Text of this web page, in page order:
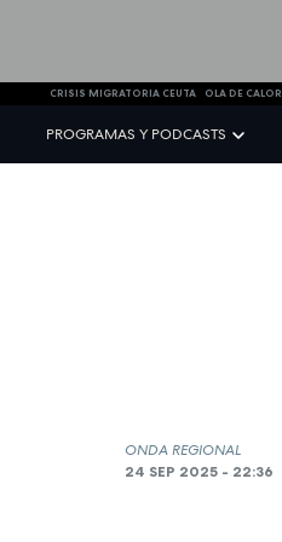
CRISIS MIGRATORIA CEUTA OLA DE CALOR
PROGRAMAS Y PODCASTS
ONDA REGIONAL
24 SEP 2025 - 22:36